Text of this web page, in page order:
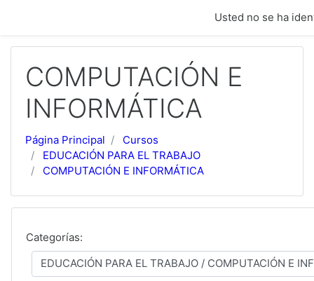
Usted no se ha
COMPUTACIÓN E
INFORMÁTICA
Página Principal
Cursos
EDUCACIÓN PARA EL TRABAJO
COMPUTACIÓN E INFORMÁTICA
Categorías: